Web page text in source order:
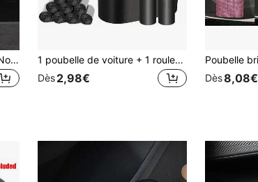
1 pièce Poubelle De Voiture Noir Mini Créatif
1 poubelle de voiture + 1 rouleau (15 feuilles) de sacs poubelle + 2 crochets de voiture, mini poubelle de voiture, boîte de rangement pour ordures, convient pour les sièges avant/arrière - accessoires pour voiture, bureau, maison. Mini poubelle de voiture, imperméable, portable, boîte de rangement de voiture gain de place, boîte de tri de voiture, accessoire de voiture essentiel.
Dès2,98€
Dès8,08€